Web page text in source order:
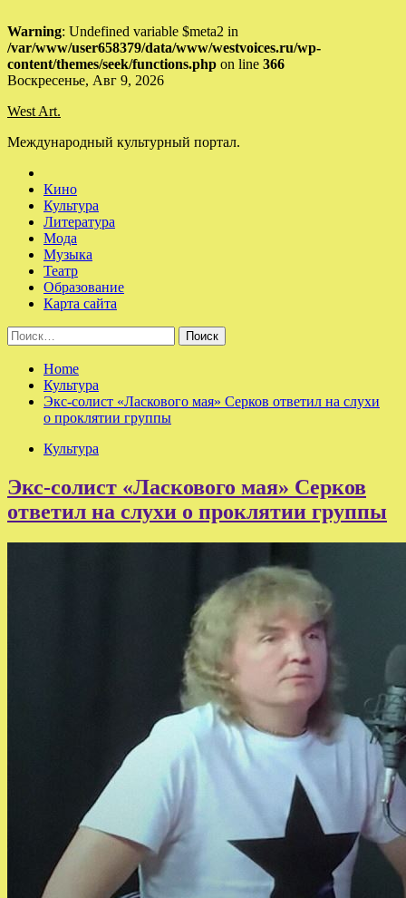
Warning: Undefined variable $meta2 in
/var/www/user658379/data/www/westvoices.ru/wp-
content/themes/seek/functions.php on line 366
Skip
content
Воскресенье, Авг 9, 2026
West Art.
Международный культурный портал.
Кино
Культура
Литература
Мода
Музыка
Театр
Образование
Карта сайта
Найти:
Home
Культура
Экс-солист «Ласкового мая» Серков ответил на слухи
о проклятии группы
Культура
Экс-солист «Ласкового мая» Серков
ответил на слухи о проклятии группы